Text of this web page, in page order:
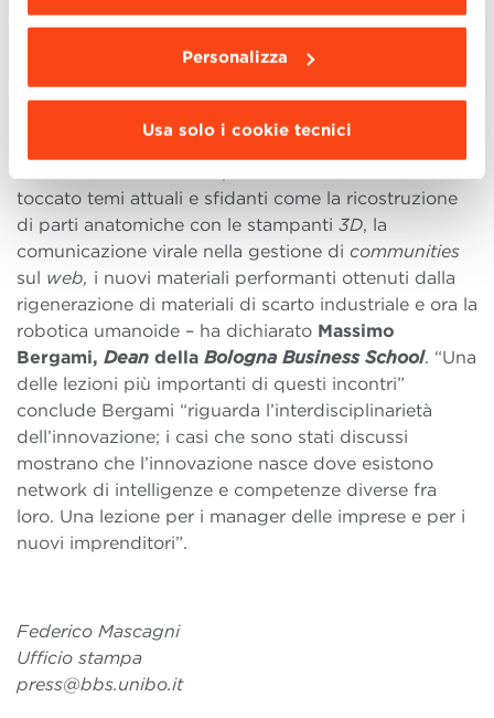
Personalizza
Usa solo i cookie tecnici
nell’Internet of Things,il contesto che connette rete
virtuale a realtà, àmbito principe nel quale la robotica
“L’incontro con Metta conclude questa serie
toccato temi attuali e sfidanti come la ricostruzione
di parti anatomiche con le stampanti 3D, la
comunicazione virale nella gestione di communities
sul web, i nuovi materiali performanti ottenuti dalla
rigenerazione di materiali di scarto industriale e ora la
robotica umanoide – ha dichiarato Massimo
Bergami, Dean della Bologna Business School. “Una
delle lezioni più importanti di questi incontri”
conclude Bergami “riguarda l’interdisciplinarietà
dell’innovazione; i casi che sono stati discussi
mostrano che l’innovazione nasce dove esistono
network di intelligenze e competenze diverse fra
loro. Una lezione per i manager delle imprese e per i
nuovi imprenditori”.
Federico Mascagni
Ufficio stampa
press@bbs.unibo.it